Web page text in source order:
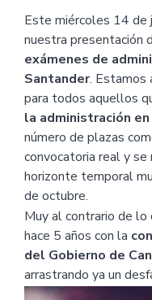
Este miércoles 14 de
nuestra presentación
exámenes de
Santander. Estamos
para todos aquellos
la administración
número de plazas
convocatoria real y se
horizonte temporal
de octubre.
Muy al contrario de lo
hace 5 años con la
del Gobierno de
arrastrando ya un